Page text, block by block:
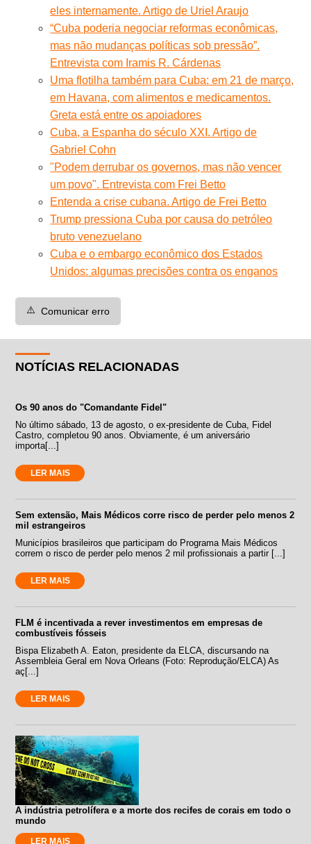
eles internamente. Artigo de Uriel Araujo
“Cuba poderia negociar reformas econômicas,
mas não mudanças políticas sob pressão”.
Entrevista com Iramis R. Cárdenas
Uma flotilha também para Cuba: em 21 de março,
em Havana, com alimentos e medicamentos.
Greta está entre os apoiadores
Cuba, a Espanha do século XXI. Artigo de
Gabriel Cohn
"Podem derrubar os governos, mas não vencer
um povo". Entrevista com Frei Betto
Entenda a crise cubana. Artigo de Frei Betto
Trump pressiona Cuba por causa do petróleo
bruto venezuelano
Cuba e o embargo econômico dos Estados
Unidos: algumas precisões contra os enganos
⚠️ Comunicar erro
NOTÍCIAS RELACIONADAS
Os 90 anos do "Comandante Fidel"
No último sábado, 13 de agosto, o ex-presidente de Cuba, Fidel
Castro, completou 90 anos. Obviamente, é um aniversário
importa[...]
LER MAIS
Sem extensão, Mais Médicos corre risco de perder pelo menos 2
mil estrangeiros
Municípios brasileiros que participam do Programa Mais Médicos
correm o risco de perder pelo menos 2 mil profissionais a partir [...]
LER MAIS
FLM é incentivada a rever investimentos em empresas de
combustíveis fósseis
Bispa Elizabeth A. Eaton, presidente da ELCA, discursando na
Assembleia Geral em Nova Orleans (Foto: Reprodução/ELCA) As
aç[...]
LER MAIS
A indústria petrolífera e a morte dos recifes de corais em todo o
mundo
LER MAIS